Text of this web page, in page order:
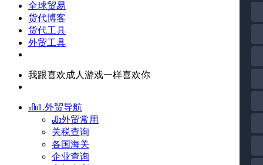
全球贸易
货代博客
货代工具
外贸工具
我跟喜欢成人游戏一样喜欢你
1.外贸导航
外贸常用
关税查询
各国海关
企业查询